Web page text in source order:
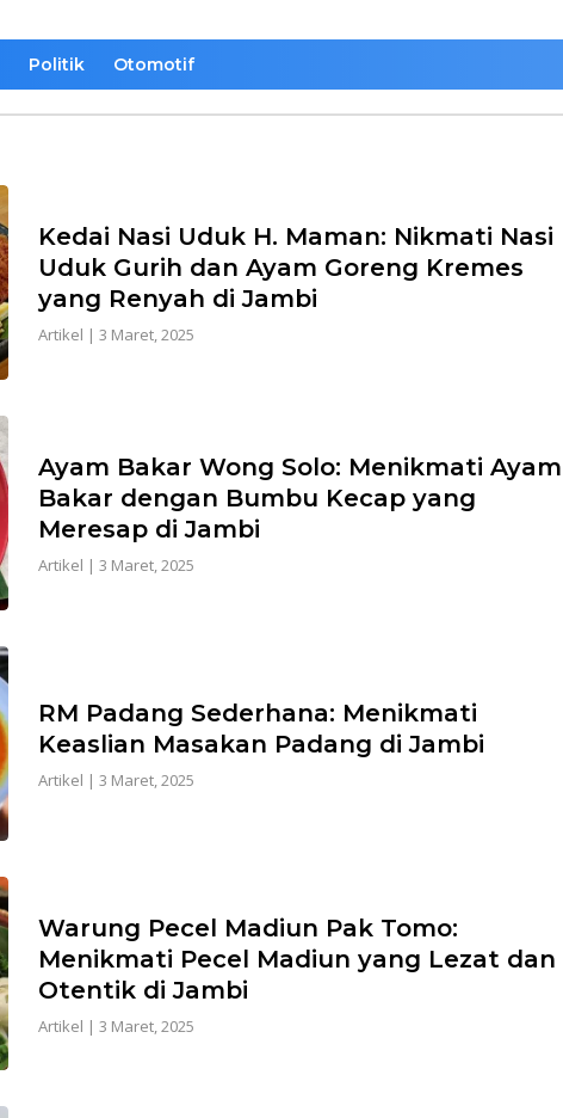
Politik Otomotif
Kedai Nasi Uduk H. Maman: Nikmati Nasi
Uduk Gurih dan Ayam Goreng Kremes
yang Renyah di Jambi
Artikel |3 Maret, 2025
Ayam Bakar Wong Solo: Menikmati Ayam
Bakar dengan Bumbu Kecap yang
Meresap di Jambi
Artikel |3 Maret, 2025
RM Padang Sederhana: Menikmati
Keaslian Masakan Padang di Jambi
Artikel |3 Maret, 2025
Warung Pecel Madiun Pak Tomo:
Menikmati Pecel Madiun yang Lezat dan
Otentik di Jambi
Artikel |3 Maret, 2025